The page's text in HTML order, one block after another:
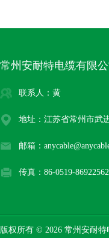
常州安耐特电缆有限公
联系人：黄
地址：江苏省常州市武
邮箱：
传真：86-0519-86922562
版权所有 © 2026 常州安耐